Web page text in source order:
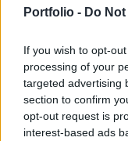
Portfolio - Do
If you wish to opt-
processing of your
targeted advertising
section to confirm
opt-out request is
interest-based ads
kipécézett
MTI | Portfolio
2025. február 12. 09:17
Az Egyesült